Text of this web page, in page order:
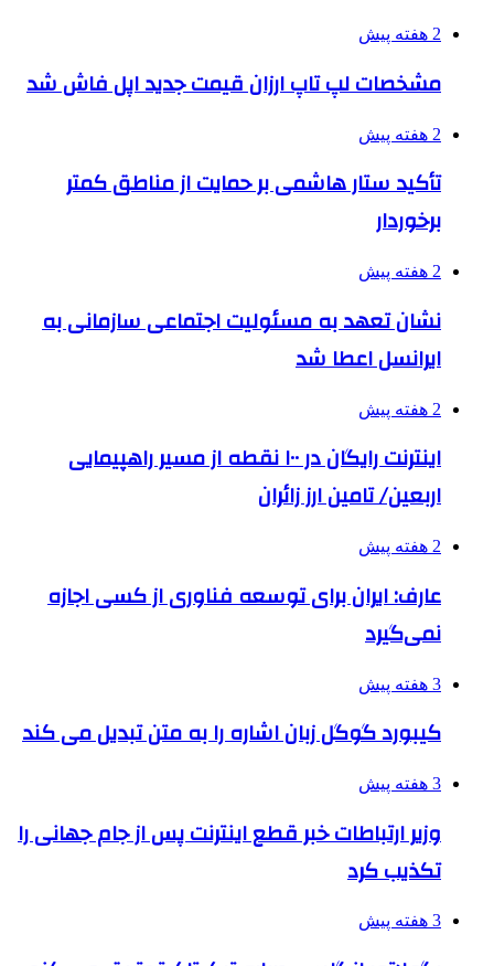
2 هفته پیش
مشخصات لپ تاپ ارزان قیمت جدید اپل فاش شد
2 هفته پیش
تأکید ستار هاشمی بر حمایت از مناطق کمتر
برخوردار
2 هفته پیش
نشان تعهد به مسئولیت اجتماعی سازمانی به
ایرانسل اعطا شد
2 هفته پیش
اینترنت رایگان در ۱۰۰ نقطه از مسیر راهپیمایی
اربعین/ تامین ارز زائران
2 هفته پیش
عارف: ایران برای توسعه فناوری از کسی اجازه
نمی‌گیرد
3 هفته پیش
کیبورد گوگل زبان اشاره را به متن تبدیل می کند
3 هفته پیش
وزیر ارتباطات خبر قطع اینترنت پس از جام جهانی را
تکذیب کرد
3 هفته پیش